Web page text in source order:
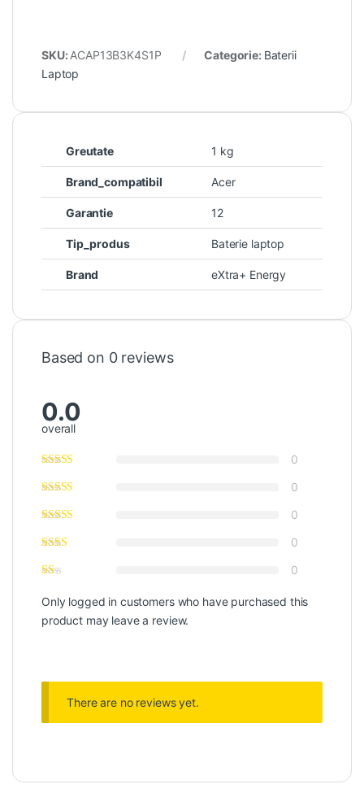
SKU: ACAP13B3K4S1P Categorie: Baterii
Laptop
Greutate 1 kg
Brand_compatibil Acer
Garantie 12
Tip_produs Baterie laptop
Brand eXtra+ Energy
Based on 0 reviews
0.0
overall
0
0
0
0
0
Only logged in customers who have purchased this
product may leave a review.
There are no reviews yet.